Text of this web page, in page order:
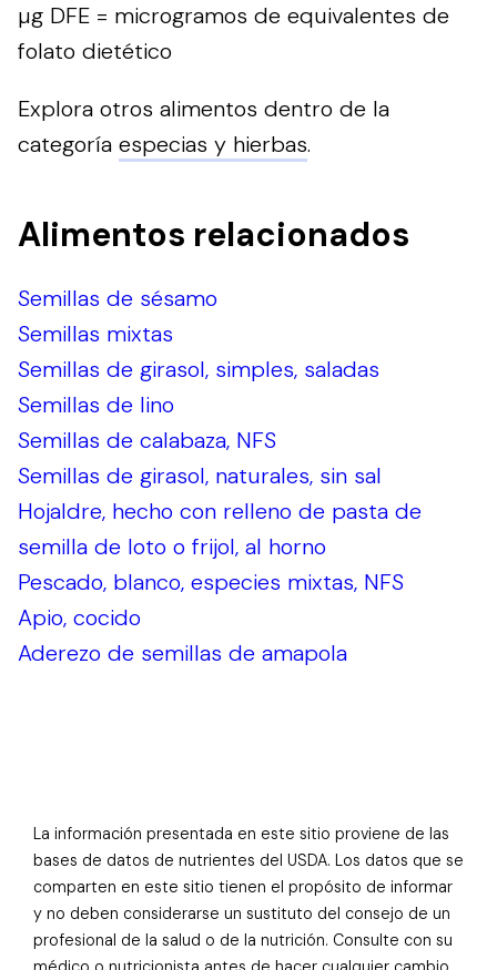
µg DFE = microgramos de equivalentes de
folato dietético
Explora otros alimentos dentro de la
categoría especias y hierbas.
Alimentos relacionados
Semillas de sésamo
Semillas mixtas
Semillas de girasol, simples, saladas
Semillas de lino
Semillas de calabaza, NFS
Semillas de girasol, naturales, sin sal
Hojaldre, hecho con relleno de pasta de
semilla de loto o frijol, al horno
Pescado, blanco, especies mixtas, NFS
Apio, cocido
Aderezo de semillas de amapola
La información presentada en este sitio proviene de las
bases de datos de nutrientes del USDA. Los datos que se
comparten en este sitio tienen el propósito de informar
y no deben considerarse un sustituto del consejo de un
profesional de la salud o de la nutrición. Consulte con su